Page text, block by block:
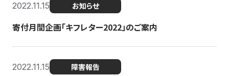
2022.11.15 お知らせ
寄付月間企画「キフレター2022」のご案内
2022.11.15 障害報告